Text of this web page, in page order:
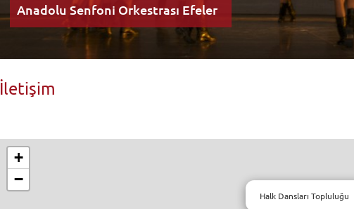
Anadolu Senfoni Orkestrası Efeler
Halk Dansları Topluluğu
Halk Dansları Topluluğu
Halk Dansları Topluluğu
İletişim
Halk Dansları Topluluğu
+
−